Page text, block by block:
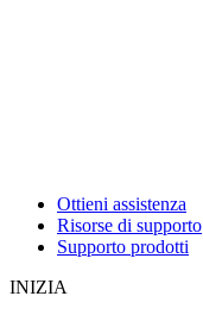
Ottieni assistenza
Risorse di supporto
Supporto prodotti
INIZIA